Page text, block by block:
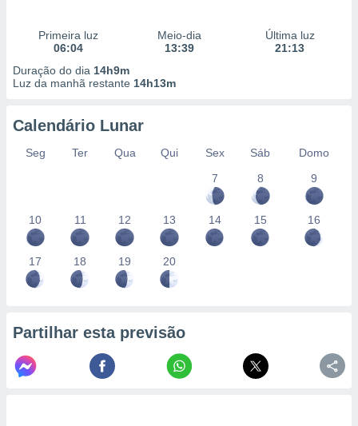
Primeira luz
06:04
Meio-dia
13:39
Última luz
21:13
Duração do dia 14h9m
Luz da manhã restante 14h13m
Calendário Lunar
Seg Ter Qua Qui Sex Sáb
Domo
7
8 9
10 11 12 13 14 15 16
17 18 19 20
Partilhar esta previsão